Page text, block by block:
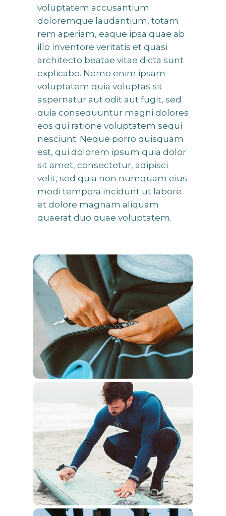
voluptatem accusantium
doloremque laudantium, totam
rem aperiam, eaque ipsa quae ab
illo inventore veritatis et quasi
architecto beatae vitae dicta sunt
explicabo. Nemo enim ipsam
voluptatem quia voluptas sit
aspernatur aut odit aut fugit, sed
quia consequuntur magni dolores
eos qui ratione voluptatem sequi
nesciunt. Neque porro quisquam
est, qui dolorem ipsum quia dolor
sit amet, consectetur, adipisci
velit, sed quia non numquam eius
modi tempora incidunt ut labore
et dolore magnam aliquam
quaerat duo quae voluptatem.